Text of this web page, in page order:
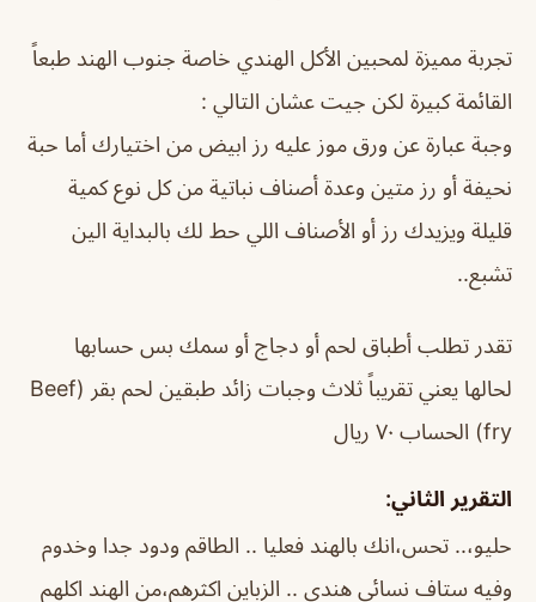
تجربة مميزة لمحبين الأكل الهندي خاصة جنوب الهند طبعاً
القائمة كبيرة لكن جيت عشان التالي :
وجبة عبارة عن ورق موز عليه رز ابيض من اختيارك أما حبة
نحيفة أو رز متين وعدة أصناف نباتية من كل نوع كمية
قليلة ويزيدك رز أو الأصناف اللي حط لك بالبداية الين
تشبع..
تقدر تطلب أطباق لحم أو دجاج أو سمك بس حسابها
لحالها يعني تقريباً ثلاث وجبات زائد طبقين لحم بقر (Beef
fry) الحساب ٧٠ ريال
التقرير الثاني:
حليو،.. تحس،انك بالهند فعليا .. الطاقم ودود جدا وخدوم
وفيه ستاف نسائي هندي .. الزباين اكثرهم،من الهند اكلهم